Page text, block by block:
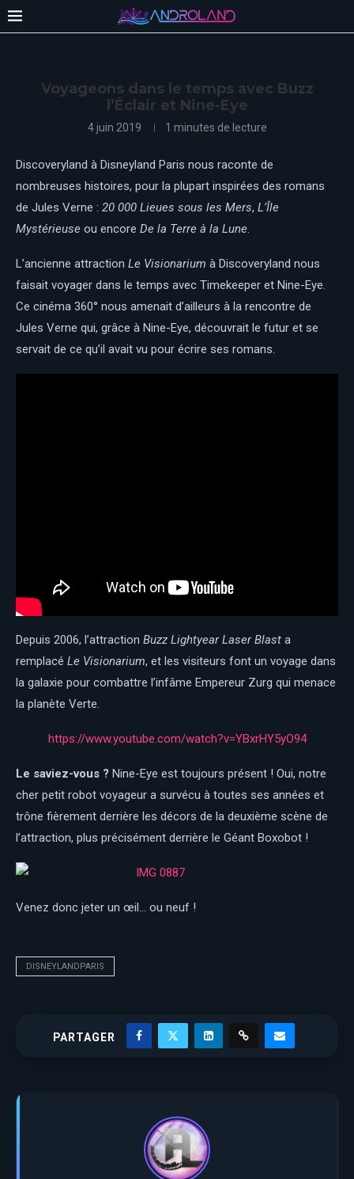
Voyageons dans le temps avec Buzz
l’Éclair et Nine-Eye
4 juin 2019 1 minutes de lecture
Discoveryland à Disneyland Paris nous raconte de
nombreuses histoires, pour la plupart inspirées des romans
de Jules Verne : 20 000 Lieues sous les Mers, L’Île
Mystérieuse ou encore De la Terre à la Lune
L’ancienne attraction Le Visionarium à Discoveryland nous
faisait voyager dans le temps avec Timekeeper et Nine-Eye.
Ce cinéma 360° nous amenait d’ailleurs à la rencontre de
Jules Verne qui, grâce à Nine-Eye, découvrait le futur et se
servait de ce qu’il avait vu pour écrire ses romans.
Depuis 2006, l’attraction Buzz Lightyear Laser Blast a
remplacé Le Visionarium, et les visiteurs font un voyage dans
la galaxie pour combattre l’infâme Empereur Zurg qui menace
la planète Verte.
https://www.youtube.com/watch?v=YBxrHY5yO94
Le saviez-vous ? Nine-Eye est toujours présent ! Oui, notre
cher petit robot voyageur a survécu à toutes ses années et
trône fièrement derrière les décors de la deuxième scène de
l’attraction, plus précisément derrière le Géant Boxobot !
Venez donc jeter un œil… ou neuf !
DISNEYLANDPARIS
PARTAGER